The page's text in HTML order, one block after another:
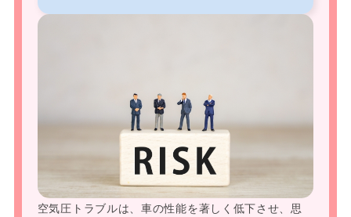
空気圧トラブルは、車の性能を著しく低下させ、思